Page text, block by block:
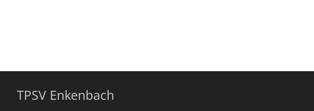
TPSV Enkenbach